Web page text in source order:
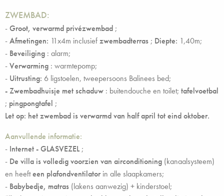
ZWEMBAD:
-Groot, verwarmd privézwembad ;
-Afmetingen: 11x4m inclusiefzwembadterras ; Diepte: 1,40m;
- Beveiliging : alarm;
-Verwarming : warmtepomp;
- Uitrusting: 6 ligstoelen, tweepersoons Balinees bed;
-Zwembadhuisje met schaduw : buitendouche en toilet; tafelvoetbal
; pingpongtafel ;
Let op: het zwembad is verwarmd van half april tot eind oktober.
Aanvullende informatie:
- Internet - GLASVEZEL ;
- De villa is volledig voorzien van airconditioning (kanaalsysteem)
en heefteen plafondventilatorin alle slaapkamers;
- Babybedje, matras (lakens aanwezig) + kinderstoel;